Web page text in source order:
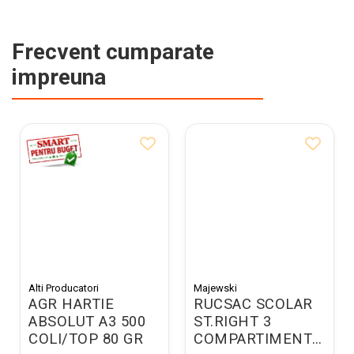
Frecvent cumparate
impreuna
Alti Producatori
AGR HARTIE
ABSOLUT A3 500
COLI/TOP 80 GR
Majewski
RUCSAC SCOLAR
ST.RIGHT 3
COMPARTIMENTE